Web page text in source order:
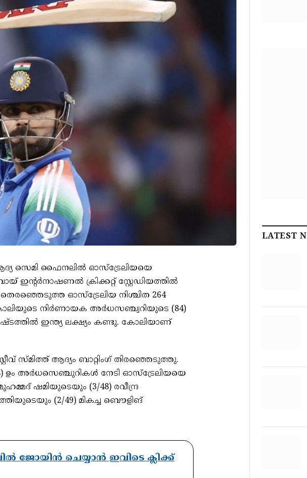
സെമി ഫൈനലിൽ ഓസ്‌ട്രേലിയയെ
ഇന്റർനാഷണൽ ക്രിക്കറ്റ് സ്റ്റേഡിയത്തിൽ
ഓസ്‌ട്രേലിയ നിശ്ചിത 264
നിർണായക അർധസഞ്ച്വറിയുടെ (84)
ഇന്ത്യ ലക്ഷ്യം കണ്ടു. കോലിയാണ്
സ്മിത്ത് ആദ്യം ബാറ്റിംഗ് തിരഞ്ഞെടുത്തു.
ഉം അർധസെഞ്ചുറികൾ നേടി ഓസ്‌ട്രേലിയയെ
ഷമിയുടെയും (3/48) രവീന്ദ്ര
(2/49) മികച്ച ബൌളിങ്
ജോയിൻ ചെയ്യാൻ ഇവിടെ ക്ലിക്ക്
LATEST